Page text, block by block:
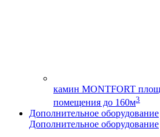
камин MONTFORT
помещения до 160м3
Дополнительное оборудование
Дополнительное оборудование